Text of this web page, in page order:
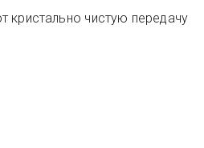
чистую передачу